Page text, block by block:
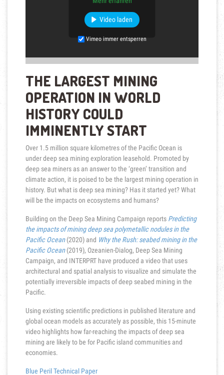
Video laden
Vimeo immer entsperren
THE LARGEST MINING
OPERATION IN WORLD
HISTORY COULD
IMMINENTLY START
Over 1.5 million square kilometres of the Pacific Ocean is
under deep sea mining exploration leasehold. Promoted by
deep sea miners as an answer to the ‘green’ transition and
climate action, it is poised to be the largest mining operation in
history. But what is deep sea mining? Has it started yet? What
will be the impacts on ecosystems and humans?
Building on the Deep Sea Mining Campaign reports Predicting
the impacts of mining deep sea polymetallic nodules in the
Pacific Ocean(2020) and Why the Rush: seabed mining in the
Pacific Ocean(2019), Ozeanien-Dialog, Deep Sea Mining
Campaign, and INTERPRT have produced a video that uses
architectural and spatial analysis to visualize and simulate the
potentially irreversible impacts of deep seabed mining in the
Pacific.
Using existing scientific predictions in published literature and
global ocean models as accurately as possible, this 15-minute
video highlights how far-reaching the impacts of deep sea
mining are likely to be for Pacific island communities and
economies.
Blue Peril Technical Paper